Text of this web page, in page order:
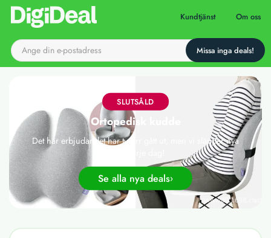
Till startsidan Kundtjänst Om oss
SLUTSÅLD
Ortopedisk kudde
Det här erbjudandet har tyvärr gått ut, men vi släpper nya
Se alla nya deals